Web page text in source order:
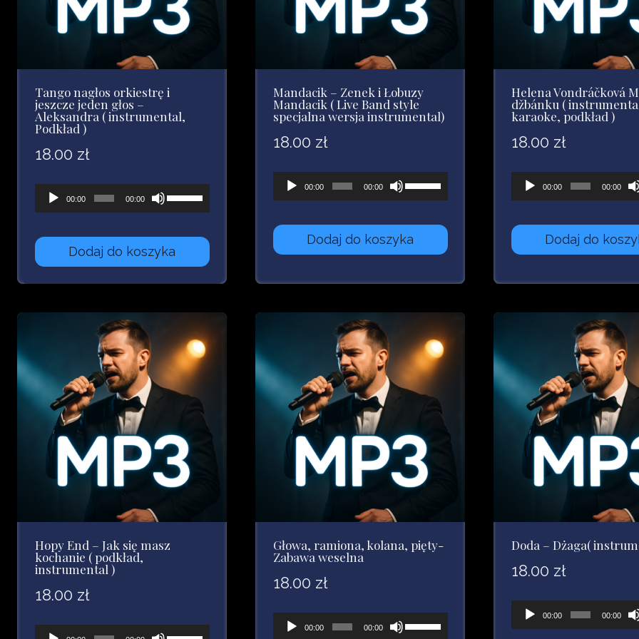
Tango nagłos orkiestrę i
jeszcze jeden głos –
Aleksandra ( instrumental,
Podkład )
18.00 zł
Odtwarzacz
plików
dźwiękowych
00:00 00:00
Używaj
strzałek
do
góry
aby
zwiększyć
lub
zmniejszyć
głośność.
Dodaj do koszyka
Mandacik – Zenek i Łobuzy
Mandacik ( Live Band style
specjalna wersja instrumental)
18.00 zł
Odtwarzacz
plików
dźwiękowych
00:00 00:00
Używaj
strzałek
do
góry
do
dołu
aby
zwiększyć
lub
zmniejszyć
głośność.
Dodaj do koszyka
Helena Vondráčková
džbánku (
karaoke, podkład )
18.00 zł
Odtwarzacz
plików
dźwiękowych
00:00 00:00
Dodaj do
Hopy End – Jak się masz
kochanie ( podkład,
instrumental )
18.00 zł
Odtwarzacz Używaj
Głowa, ramiona, kolana, pięty-
Zabawa weselna
18.00 zł
Odtwarzacz
00:00 00:00
Używaj
Doda – Dżaga(
18.00 zł
Odtwarzacz
plików
00:00 00:00